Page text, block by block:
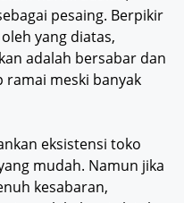
pesaing. Berpikir
yang diatas,
adalah bersabar dan
ramai meski banyak
eksistensi toko
mudah. Namun jika
kesabaran,